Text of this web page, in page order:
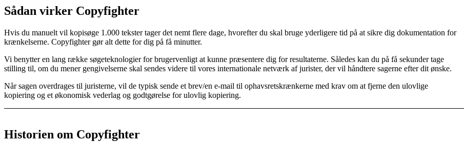
Sådan virker Copyfighter
Hvis du manuelt vil kopisøge 1.000 tekster tager det nemt flere dage, hvorefter du skal bruge yderligere tid på at sikre dig dokumentation for
krænkelserne. Copyfighter gør alt dette for dig på få minutter.
Vi benytter en lang række søgeteknologier for brugervenligt at kunne præsentere dig for resultaterne. Således kan du på få sekunder tage
stilling til, om du mener gengivelserne skal sendes videre til vores internationale netværk af jurister, der vil håndtere sagerne efter dit ønske.
Når sagen overdrages til juristerne, vil de typisk sende et brev/en e-mail til ophavsretskrænkerne med krav om at fjerne den ulovlige
kopiering og et økonomisk vederlag og godtgørelse for ulovlig kopiering.
Historien om Copyfighter